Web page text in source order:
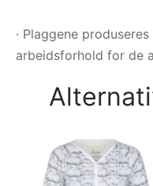
· Plaggene
arbeidsforhold for de